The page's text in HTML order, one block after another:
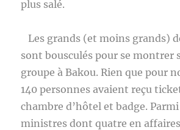
plus salé.
Les grands (et moins grands)
sont bousculés pour se montrer
groupe à Bakou. Rien que pour
140 personnes avaient reçu
chambre d’hôtel et badge.
ministres dont quatre en